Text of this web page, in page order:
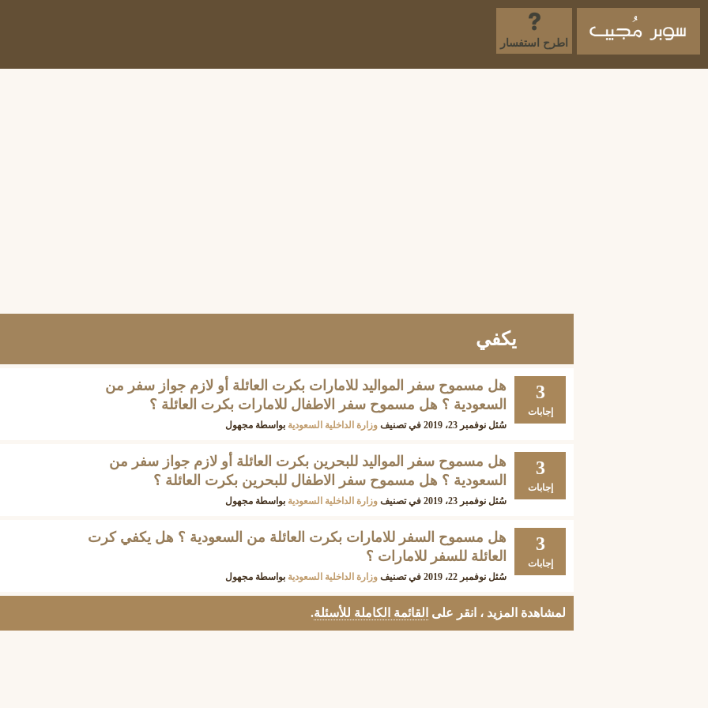
اطرح استفسار
يكفي
3
إجابات
هل مسموح سفر المواليد للامارات بكرت العائلة أو لازم جواز سفر من
السعودية ؟ هل مسموح سفر الاطفال للامارات بكرت العائلة ؟
سُئل نوفمبر 23، 2019 في تصنيف وزارة الداخلية السعودية بواسطة مجهول
3
إجابات
هل مسموح سفر المواليد للبحرين بكرت العائلة أو لازم جواز سفر من
السعودية ؟ هل مسموح سفر الاطفال للبحرين بكرت العائلة ؟
سُئل نوفمبر 23، 2019 في تصنيف وزارة الداخلية السعودية بواسطة مجهول
3
إجابات
هل مسموح السفر للامارات بكرت العائلة من السعودية ؟ هل يكفي كرت
العائلة للسفر للامارات ؟
سُئل نوفمبر 22، 2019 في تصنيف وزارة الداخلية السعودية بواسطة مجهول
لمشاهدة المزيد ، انقر على القائمة الكاملة للأسئلة.